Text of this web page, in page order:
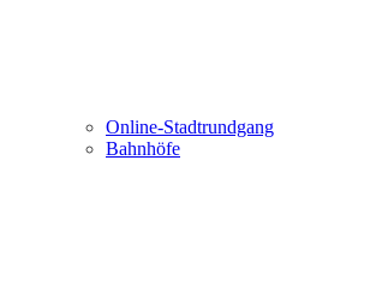
Online-Stadtrundgang
Bahnhöfe